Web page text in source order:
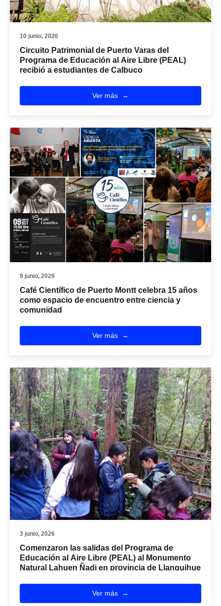
10 junio, 2026
Circuito Patrimonial de Puerto Varas del
Programa de Educación al Aire Libre (PEAL)
recibió a estudiantes de Calbuco
Ver más
9 junio, 2026
Café Científico de Puerto Montt celebra 15 años
como espacio de encuentro entre ciencia y
comunidad
Ver más
3 junio, 2026
Comenzaron las salidas del Programa de
Educación al Aire Libre (PEAL) al Monumento
Natural Lahuen Ñadi en provincia de Llanquihue
Ver más